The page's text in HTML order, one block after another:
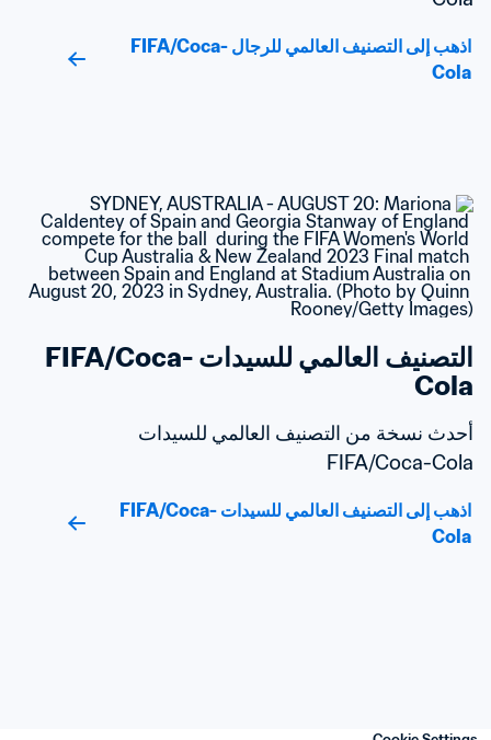
اذهب إلى التصنيف العالمي للرجال FIFA/Coca-
Cola
التصنيف العالمي للسيدات FIFA/Coca-
Cola
FIFA/Coca-Cola
اذهب إلى التصنيف العالمي للسيدات FIFA/Coca-
Cola